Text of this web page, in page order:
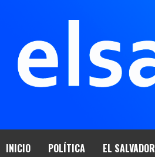
INICIO POLÍTICA EL SALVADOR